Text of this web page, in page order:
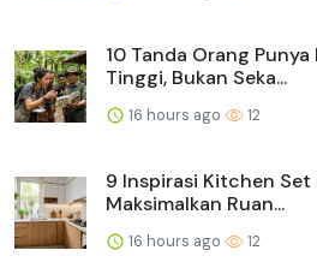
10 Tanda Orang
Tinggi, Bukan Seka...
16 hours ago 12
9 Inspirasi Kitchen
Maksimalkan Ruan...
16 hours ago 12